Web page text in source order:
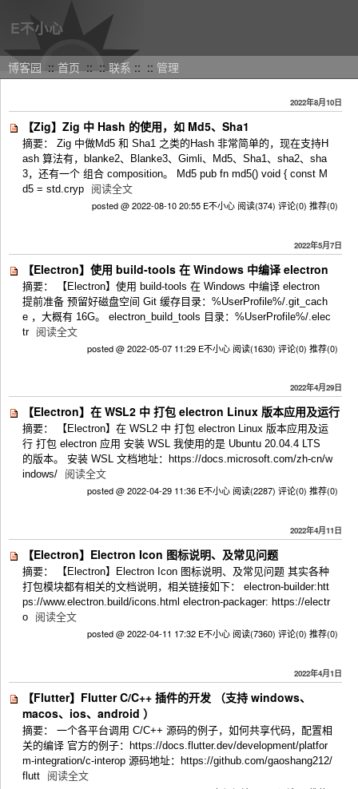
E不小心
博客园 :: 首页 :: ::联系 :: :: 管理
2022年8月10日
【Zig】Zig 中 Hash 的使用，如 Md5、Sha1
摘要： Zig 中做Md5 和 Sha1 之类的Hash 非常简单的，现在支持H
ash 算法有，blanke2、Blanke3、Gimli、Md5、Sha1、sha2、sha
3，还有一个 组合 composition。 Md5 pub fn md5() void { const M
d5 = std.cryp
阅读全文
posted @ 2022-08-10 20:55 E不小心 阅读(374) 评论(0) 推荐(0)
2022年5月7日
【Electron】使用 build-tools 在 Windows 中编译 electron
摘要： 【Electron】使用 build-tools 在 Windows 中编译 electron
提前准备 预留好磁盘空间 Git 缓存目录：%UserProfile%/.git_cach
e ，大概有 16G。 electron_build_tools 目录：%UserProfile%/.elec
tr 阅读全文
posted @ 2022-05-07 11:29 E不小心 阅读(1630) 评论(0) 推荐(0)
2022年4月29日
【Electron】在 WSL2 中 打包 electron Linux 版本应用及运行
摘要： 【Electron】在 WSL2 中 打包 electron Linux 版本应用及运
行 打包 electron 应用 安装 WSL 我使用的是 Ubuntu 20.04.4 LTS
的版本。 安装 WSL 文档地址：https://docs.microsoft.com/zh-cn/w
indows/
阅读全文
posted @ 2022-04-29 11:36 E不小心 阅读(2287) 评论(0) 推荐(0)
2022年4月11日
【Electron】Electron Icon 图标说明、及常见问题
摘要： 【Electron】Electron Icon 图标说明、及常见问题 其实各种
打包模块都有相关的文档说明，相关链接如下： electron-builder:htt
ps://www.electron.build/icons.html electron-packager: https://electr
o
阅读全文
posted @ 2022-04-11 17:32 E不小心 阅读(7360) 评论(0) 推荐(0)
2022年4月1日
【Flutter】Flutter C/C++ 插件的开发 （支持 windows、
macos、ios、android ）
摘要： 一个各平台调用 C/C++ 源码的例子，如何共享代码，配置相
关的编译 官方的例子：https://docs.flutter.dev/development/platfor
m-integration/c-interop 源码地址：https://github.com/gaoshang212/
flutt
阅读全文